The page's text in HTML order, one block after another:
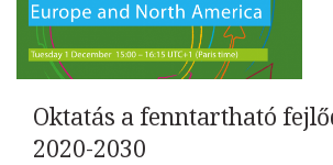
Oktatás a fenntartható
2020-2030